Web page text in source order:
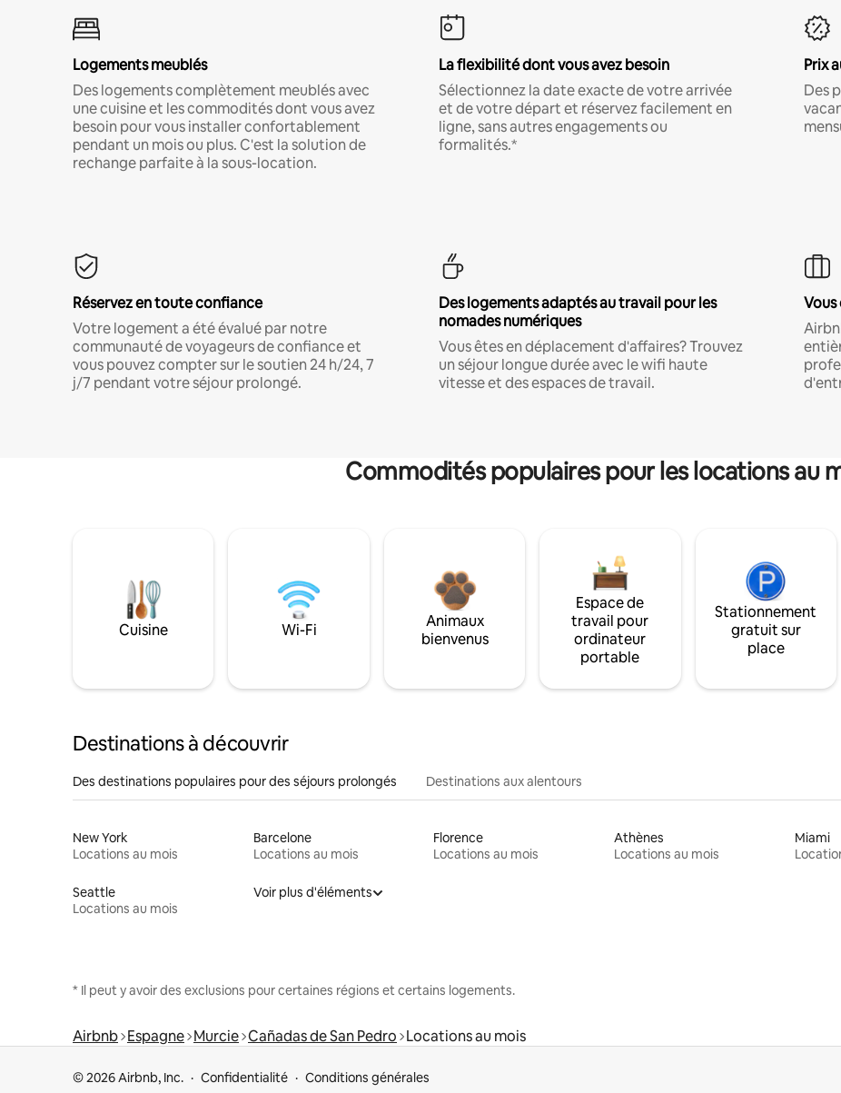
Logements meublés
Des logements complètement meublés avec
une cuisine et les commodités dont vous avez
besoin pour vous installer confortablement
pendant un mois ou plus. C'est la solution de
rechange parfaite à la sous-location.
La flexibilité dont vous avez besoin
Sélectionnez la date exacte de votre arrivée
et de votre départ et réservez facilement en
ligne, sans autres engagements ou
formalités.*
Prix
Des
Réservez en toute confiance
Votre logement a été évalué par notre
communauté de voyageurs de confiance et
vous pouvez compter sur le soutien 24 h/24, 7
j/7 pendant votre séjour prolongé.
Des logements adaptés au travail pour les
nomades numériques
Vous êtes en déplacement d'affaires? Trouvez
un séjour longue durée avec le wifi haute
vitesse et des espaces de travail.
Commodités populaires pour les locations au
Cuisine Wi-Fi
Animaux
bienvenus
Espace de
travail pour
ordinateur
portable
Stationnement
gratuit sur
place
Destinations à découvrir
Des destinations populaires pour des séjours prolongés Destinations aux alentours
New York
Locations au mois
Barcelone
Locations au mois
Florence
Locations au mois
Athènes
Locations au mois
Miami
Seattle
Locations au mois
Voir plus d'éléments
* Il peut y avoir des exclusions pour certaines régions et certains logements.
Airbnb Espagne Murcie Cañadas de San Pedro Locations au mois
© 2026 Airbnb, Inc. Confidentialité Conditions générales